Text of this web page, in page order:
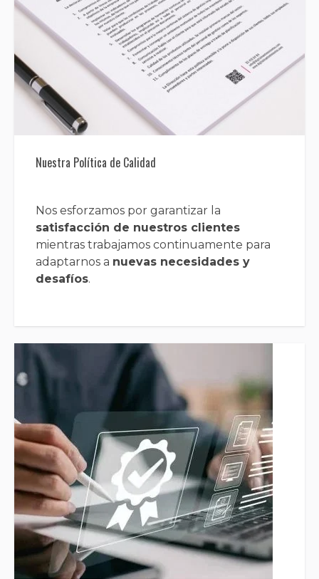
Nuestra Política de Calidad
Nos esforzamos por garantizar la
satisfacción de nuestros clientes
mientras trabajamos continuamente para
adaptarnos a nuevas necesidades y
desafíos.